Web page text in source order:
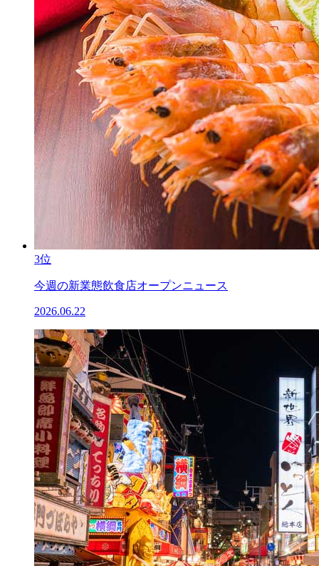
3位
今週の新業態飲食店オープンニュース
2026.06.22